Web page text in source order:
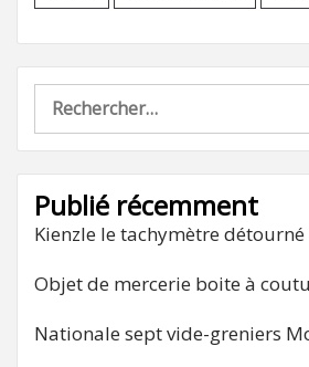
Rechercher :
Publié récemment
Kienzle le tachymètre
Objet de mercerie boite à
Nationale sept vide-greniers